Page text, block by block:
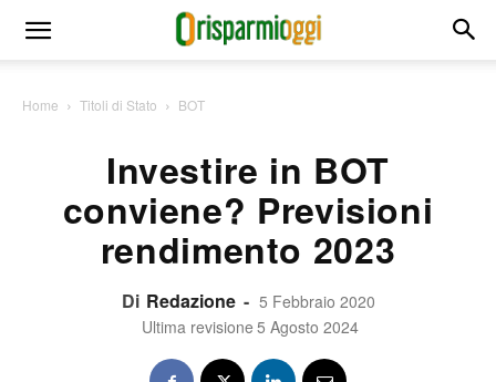
Home Titoli di Stato BOT
Investire in BOT
conviene? Previsioni
rendimento 2023
Di Redazione - 5 Febbraio 2020
Ultima revisione 5 Agosto 2024